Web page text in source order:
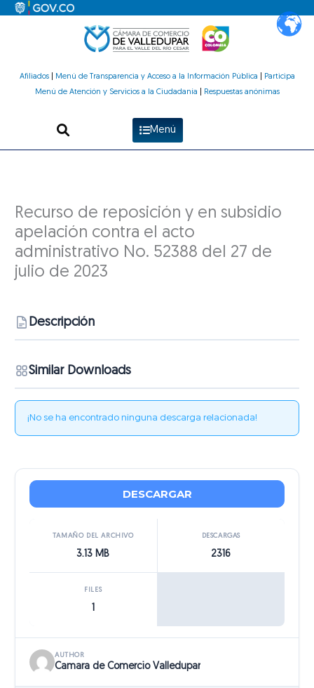
Afiliados| Menú de Transparencia y Acceso a la Información Pública
Participa
Menú de Atención y Servicios a la Ciudadanía
Respuestas anónimas
Menú
Recurso de reposición y en subsidio
apelación contra el acto
administrativo No. 52388 del 27 de
julio de 2023
Descripción
Similar Downloads
¡No se ha encontrado ninguna descarga relacionada!
DESCARGAR
TAMAÑO DEL ARCHIVO
3.13 MB
DESCARGAS
2316
FILES
AUTHOR
Camara de Comercio Valledupar